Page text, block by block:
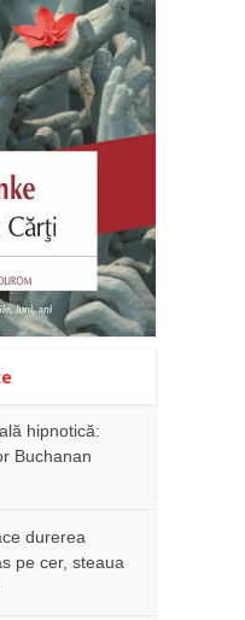
hipnotică:
Buchanan
durerea
pe cer, steaua